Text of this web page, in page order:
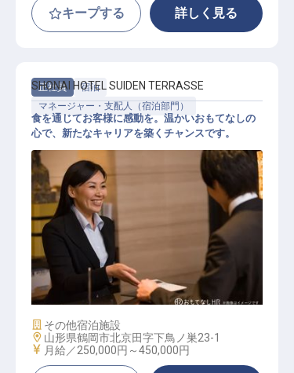
キープする 詳しく見る
正社員
宿泊
マネージャー・支配人（宿泊部門）
マネジメント スタッフ
SHONAI HOTEL SUIDEN TERRASSE
食を通じてお客様に感動を。温かいおもてなしの
心で、新たなキャリアを築くチャンスです。
施設業態
その他宿泊施設
勤務地
山形県鶴岡市北京田字下鳥ノ巣23-1
給与
月給／250,000円～450,000円